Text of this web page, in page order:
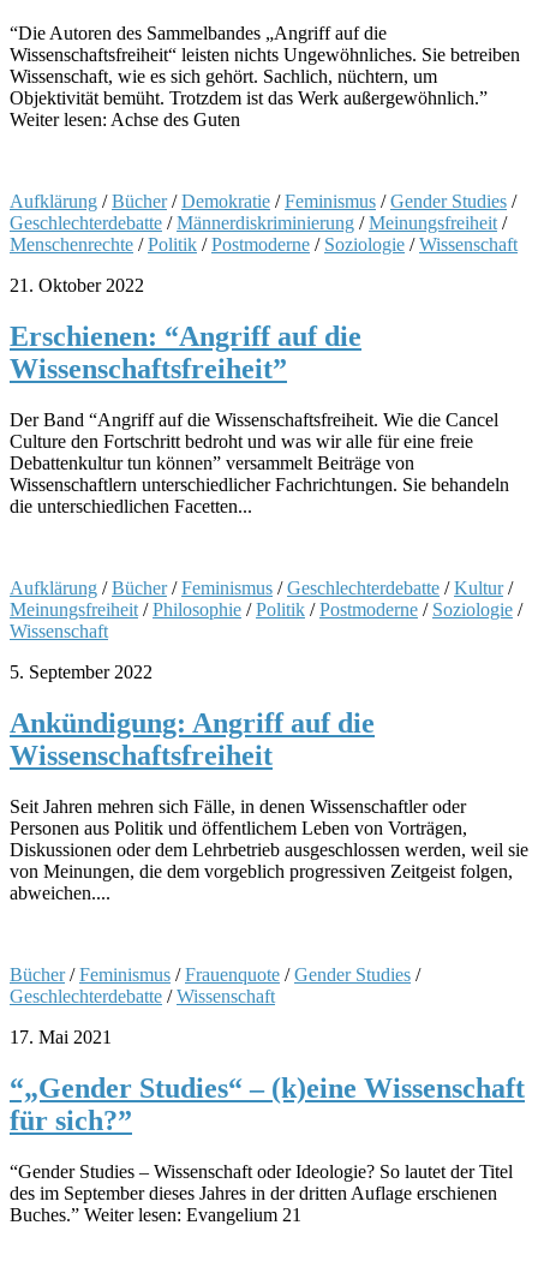
“Die Autoren des Sammelbandes „Angriff auf die
Wissenschaftsfreiheit“ leisten nichts Ungewöhnliches. Sie betreiben
Wissenschaft, wie es sich gehört. Sachlich, nüchtern, um
Objektivität bemüht. Trotzdem ist das Werk außergewöhnlich.”
Weiter lesen: Achse des Guten
Aufklärung /Bücher/Demokratie /Feminismus /Gender Studies /
Geschlechterdebatte /Männerdiskriminierung /Meinungsfreiheit/
Menschenrechte /Politik /Postmoderne / Soziologie /Wissenschaft
21. Oktober 2022
Erschienen: “Angriff auf die
Wissenschaftsfreiheit”
Der Band “Angriff auf die Wissenschaftsfreiheit. Wie die Cancel
Culture den Fortschritt bedroht und was wir alle für eine freie
Debattenkultur tun können” versammelt Beiträge von
Wissenschaftlern unterschiedlicher Fachrichtungen. Sie behandeln
die unterschiedlichen Facetten...
Aufklärung /Bücher/Feminismus /Geschlechterdebatte /Kultur/
Meinungsfreiheit /Philosophie /Politik /Postmoderne / Soziologie /
Wissenschaft
5. September 2022
Ankündigung: Angriff auf die
Wissenschaftsfreiheit
Seit Jahren mehren sich Fälle, in denen Wissenschaftler oder
Personen aus Politik und öffentlichem Leben von Vorträgen,
Diskussionen oder dem Lehrbetrieb ausgeschlossen werden, weil sie
von Meinungen, die dem vorgeblich progressiven Zeitgeist folgen,
abweichen....
Bücher/Feminismus /Frauenquote /Gender Studies /
Geschlechterdebatte /Wissenschaft
17. Mai 2021
“„Gender Studies“ – (k)eine Wissenschaft
für sich?”
“Gender Studies – Wissenschaft oder Ideologie? So lautet der Titel
des im September dieses Jahres in der dritten Auflage erschienen
Buches.” Weiter lesen: Evangelium 21